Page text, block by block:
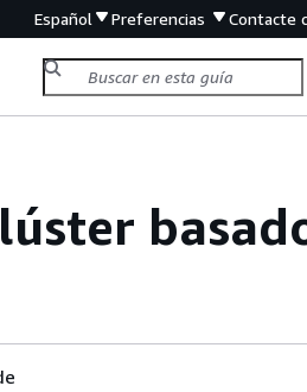
Español Preferencias Contacte